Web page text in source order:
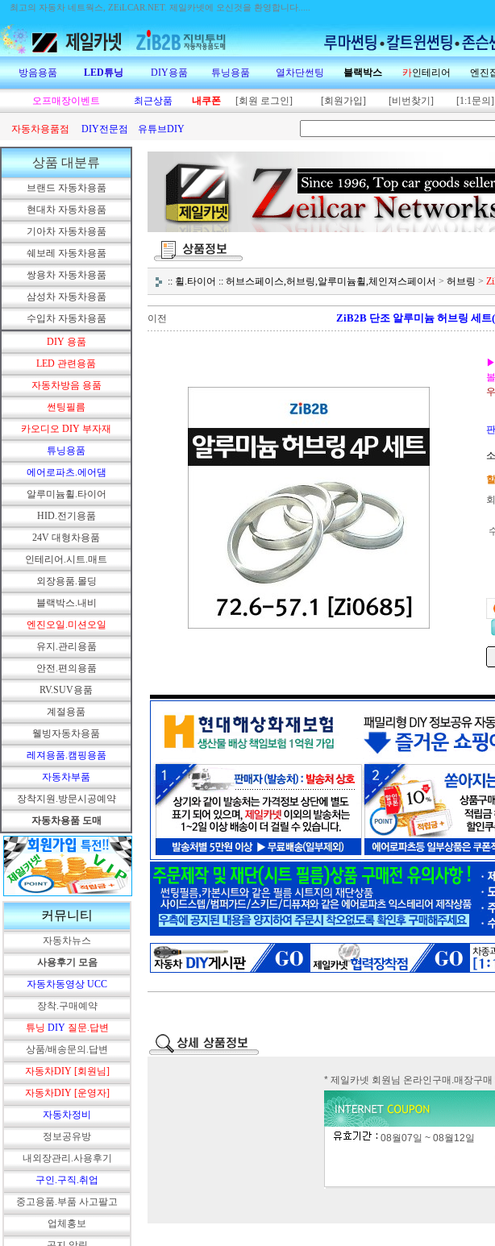
최고의 자동차 네트웍스, ZEiLCAR.NET. 제일카넷에 오신것을 환영합니다.....
방음용품 LED튜닝 DIY용품 튜닝용품 열차단썬팅 블랙박스 카인테리어 엔진
오프매장이벤트 최근상품 내쿠폰 [회원 로그인] [회원가입] [비번찾기] [1:1문의]
자동차용품점 DIY전문점 유튜브DIY
상품 대분류
브랜드 자동차용품
현대차 자동차용품
기아차 자동차용품
쉐보레 자동차용품
쌍용차 자동차용품
삼성차 자동차용품
수입차 자동차용품
DIY 용품
LED 관련용품
자동차방음 용품
썬팅필름
카오디오 DIY 부자재
튜닝용품
에어로파츠.에어댐
알루미늄휠.타이어
HID.전기용품
24V 대형차용품
인테리어.시트.매트
외장용품.몰딩
블랙박스.내비
엔진오일.미션오일
유지.관리용품
안전.편의용품
RV.SUV용품
계절용품
웰빙자동차용품
레져용품.캠핑용품
자동차부품
장착지원.방문시공예약
자동차용품 도매
커뮤니티
자동차뉴스
사용후기 모음
자동차동영상 UCC
장착.구매예약
튜닝 DIY 질문.답변
상품/배송문의.답변
자동차DIY [회원님]
자동차DIY [운영자]
자동차정비
정보공유방
내외장관리.사용후기
구인.구직.취업
중고용품.부품 사고팔고
업체홍보
:: 휠.타이어 :: 허브스페이스,허브링,알루미늄휠,체인져스페이서 > 허브링 >
이전 ZiB2B 단조 알루미늄 허브링 세트
▶
* 제일카넷 회원님 온라인구매.매장구
08월07일 ~ 08월12일